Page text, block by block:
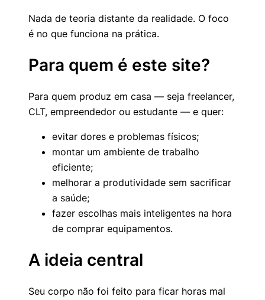
Nada de teoria distante da realidade. O foco
é no que funciona na prática.
Para quem é este site?
Para quem produz em casa — seja freelancer,
CLT, empreendedor ou estudante — e quer:
evitar dores e problemas físicos;
montar um ambiente de trabalho
eficiente;
melhorar a produtividade sem sacrificar
a saúde;
fazer escolhas mais inteligentes na hora
de comprar equipamentos.
A ideia central
Seu corpo não foi feito para ficar horas mal